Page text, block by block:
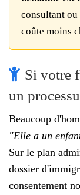
consultant ou
coûte moins
Si votre
un
Beaucoup
"Elle a un
Sur le plan
dossier
consentement